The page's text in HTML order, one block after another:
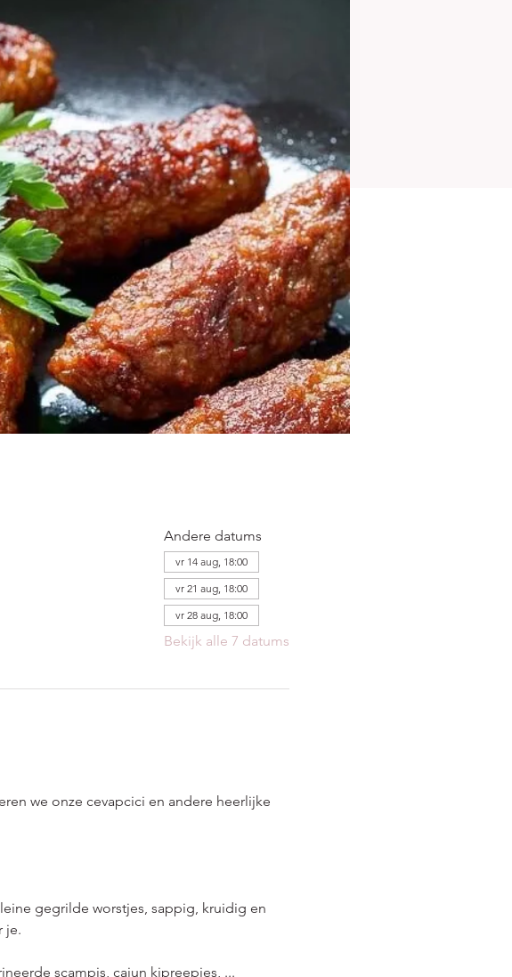
Andere datums
vr 14 aug, 18:00
vr 21 aug, 18:00
vr 28 aug, 18:00
Bekijk alle 7 datums
we onze cevapcici en andere heerlijke
gegrilde worstjes, sappig, kruidig en
je.
scampis, cajun kipreepjes, ...